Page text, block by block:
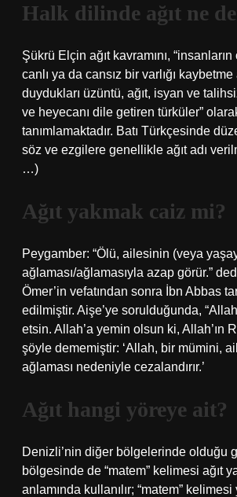
Halk dilinde ağıt ne
Şükrü Elçin ağıt kavramını, “insanların
canlı ya da cansız bir varlığı kaybetme
duydukları üzüntü, ağıt, isyan ve
ve heyecanı dile getiren türküler”
tanımlamaktadır. Batı Türkçesinde
söz ve ezgilere genellikle ağıt adı
…)
Ağıt yakmak caiz mi?
Peygamber: “Ölü, ailesinin (veya
ağlaması/ağlamasıyla azap görür.”
Ömer’in vefatından sonra İbn Abbas
edilmiştir. Aişe’ye sorulduğunda,
etsin. Allah’a yemin olsun ki, Allah’ın
şöyle dememiştir: ‘Allah, bir mümini,
ağlaması nedeniyle cezalandırır.’
Ağıt hangi yöreye ait?
Denizli’nin diğer bölgelerinde olduğu
bölgesinde de “matem” kelimesi ağıt
anlamında kullanılır; “matem”